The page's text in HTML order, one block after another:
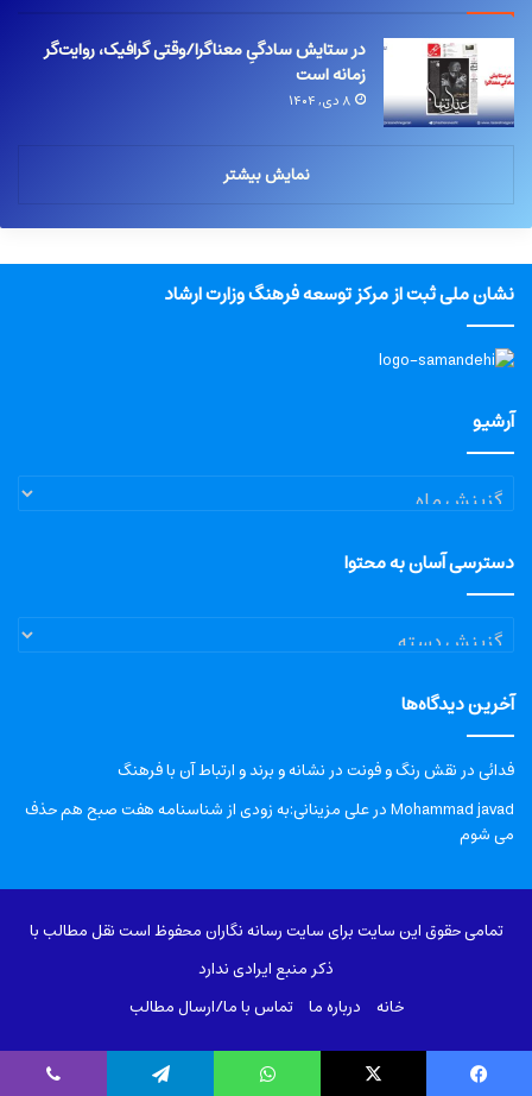
در ستایش سادگیِ معناگرا/وقتی گرافیک، روایت‌گر
زمانه است
۸ دی, ۱۴۰۴
نمایش بیشتر
نشان ملی ثبت از مرکز توسعه فرهنگ وزارت ارشاد
آرشیو
آرشیو
دسترسی آسان به محتوا
دسترسی
آسان
محتوا
آخرین دیدگاه‌ها
فدائیدرنقش رنگ و فونت در نشانه و برند و ارتباط آن با فرهنگ
Mohammad javadدرعلی مزینانی:به زودی از شناسنامه هفت صبح هم حذف
می شوم
تمامی حقوق این سایت برای سایت رسانه نگاران محفوظ است نقل مطالب با
ذکر منبع ایرادی ندارد
خانه
درباره‌ ما تماس با ما/ارسال مطالب